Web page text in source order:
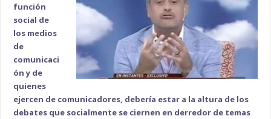
función
social de
los medios
de
comunicaci
ón y de
quienes
ejercen de comunicadores, debería estar a la altura de los
debates que socialmente se ciernen en derredor de temas